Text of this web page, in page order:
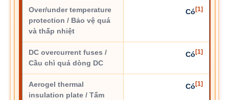
Over/under temperature
protection / Bảo vệ quá
và thấp nhiệt
Có [1]
DC overcurrent fuses /
Cầu chì quá dòng DC
Có [1]
Aerogel thermal
insulation plate / Tấm
Có [1]